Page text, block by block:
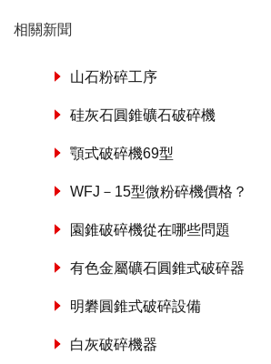
相關新聞
山石粉碎工序
硅灰石圓錐礦石破碎機
顎式破碎機69型
WFJ－15型微粉碎機價格？
園錐破碎機從在哪些問題
有色金屬礦石圓錐式破碎器
明礬圓錐式破碎設備
白灰破碎機器